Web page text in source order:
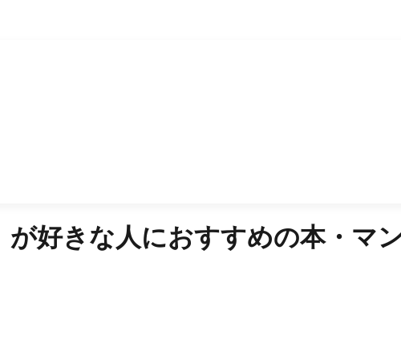
が好きな人におすすめの本・マ